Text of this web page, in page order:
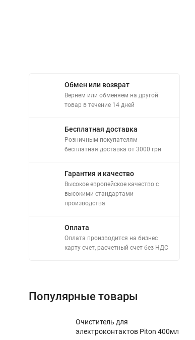
Обмен или возврат
Вернем или обменяем на другой
товар в течение 14 дней
Бесплатная доставка
Розничным покупателям
бесплатная доставка от 3000 грн
Гарантия и качество
Высокое европейское качество с
высокими стандартами
производства
Оплата
Оплата производится на бизнес
карту счет, расчетный счет без НДС
Популярные товары
Очиститель для
электроконтактов Piton 400мл